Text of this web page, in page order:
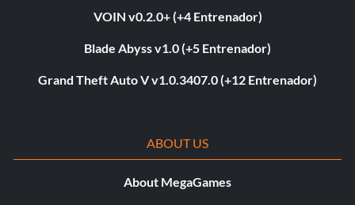
VOIN v0.2.0+ (+4 Entrenador)
Blade Abyss v1.0 (+5 Entrenador)
Grand Theft Auto V v1.0.3407.0 (+12 Entrenador)
ABOUT US
About MegaGames